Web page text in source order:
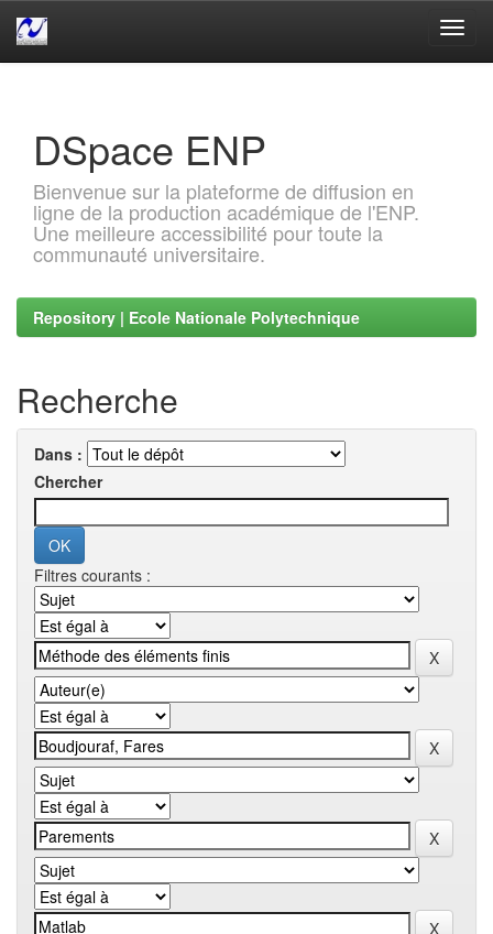
DSpace ENP
Bienvenue sur la plateforme de diffusion en
ligne de la production académique de l'ENP.
Une meilleure accessibilité pour toute la
communauté universitaire.
Repository | Ecole Nationale Polytechnique
Recherche
Dans :
Chercher
Filtres courants :